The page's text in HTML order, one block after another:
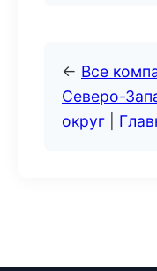
← Все
Северо-
округ